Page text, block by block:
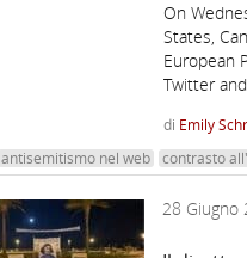
On
States,
European
Twitter
di Emily
antisemitismo nel web contrasto
28 Giugno